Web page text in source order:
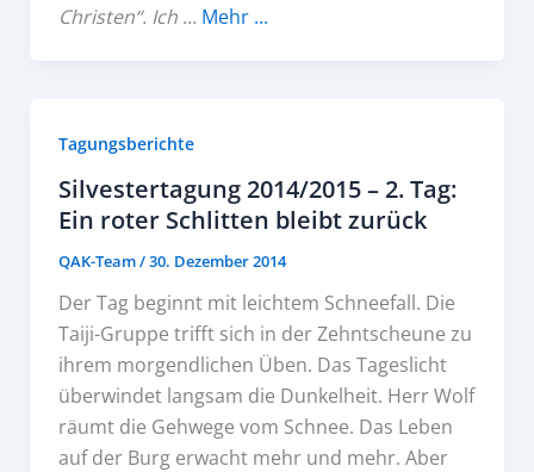
Christen“. Ich … Mehr ...
Tagungsberichte
Silvestertagung 2014/2015 – 2. Tag:
Ein roter Schlitten bleibt zurück
QAK-Team/30. Dezember 2014
Der Tag beginnt mit leichtem Schneefall. Die
Taiji-Gruppe trifft sich in der Zehntscheune zu
ihrem morgendlichen Üben. Das Tageslicht
überwindet langsam die Dunkelheit. Herr Wolf
räumt die Gehwege vom Schnee. Das Leben
auf der Burg erwacht mehr und mehr. Aber